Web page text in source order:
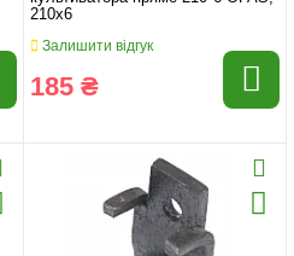
210x6
Залишити відгук
185 ₴